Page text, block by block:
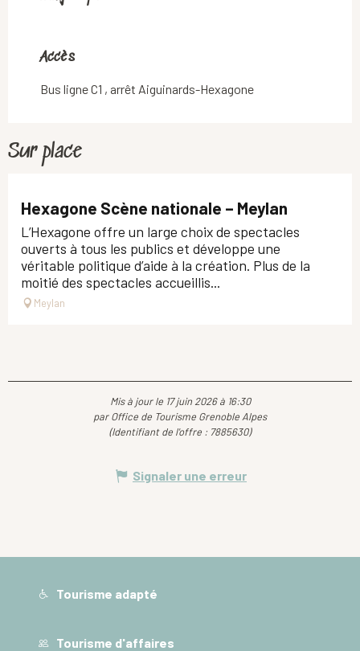
Accès
Accès
Bus ligne C1 , arrêt Aiguinards-Hexagone
Sur place
Hexagone Scène nationale – Meylan
L’Hexagone offre un large choix de spectacles
ouverts à tous les publics et développe une
véritable politique d’aide à la création. Plus de la
moitié des spectacles accueillis...
Meylan
Mis à jour le 17 juin 2026 à 16:30
par Office de Tourisme Grenoble Alpes
(Identifiant de l'offre : 7885630)
Signaler une erreur
Tourisme adapté
Tourisme d'affaires